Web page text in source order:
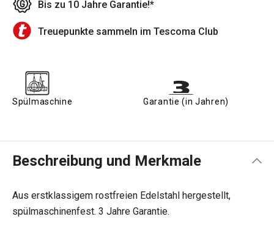
Bis zu 10 Jahre Garantie!*
Treuepunkte sammeln im Tescoma Club
Spülmaschine Garantie (in Jahren)
Beschreibung und Merkmale
Aus erstklassigem rostfreien Edelstahl hergestellt,
spülmaschinenfest. 3 Jahre Garantie.